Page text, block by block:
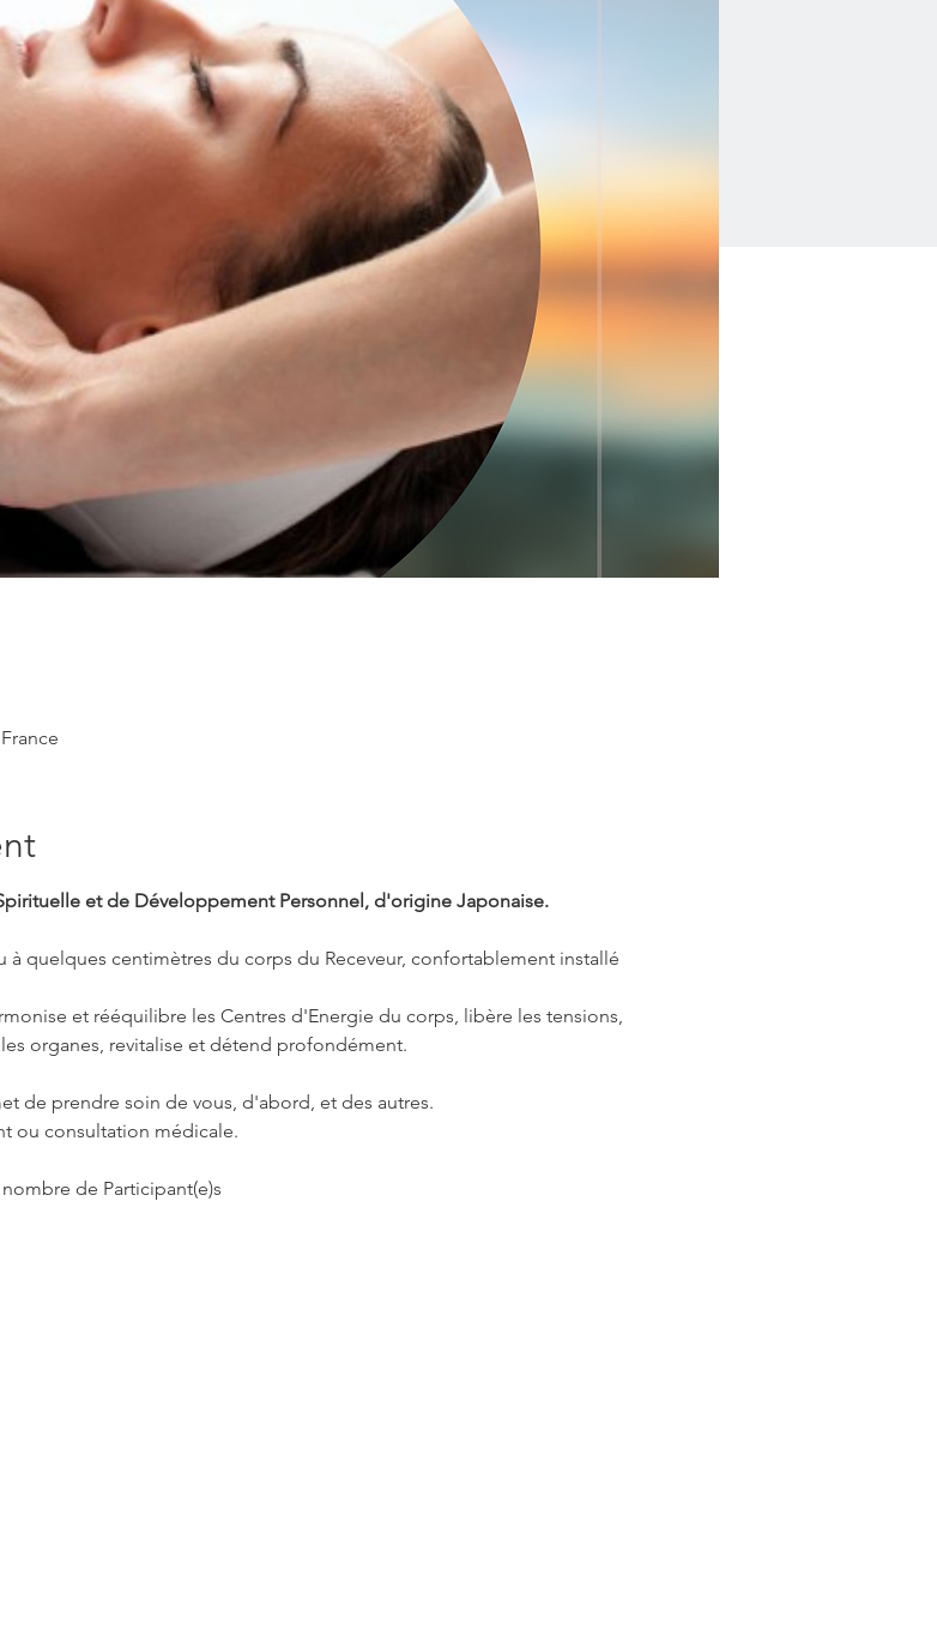
et de Développement Personnel, d'origine Japonaise.
quelques centimètres du corps du Receveur, confortablement installé
et rééquilibre les Centres d'Energie du corps, libère les tensions,
organes, revitalise et détend profondément.
de prendre soin de vous, d'abord, et des autres.
ou consultation médicale.
de Participant(e)s